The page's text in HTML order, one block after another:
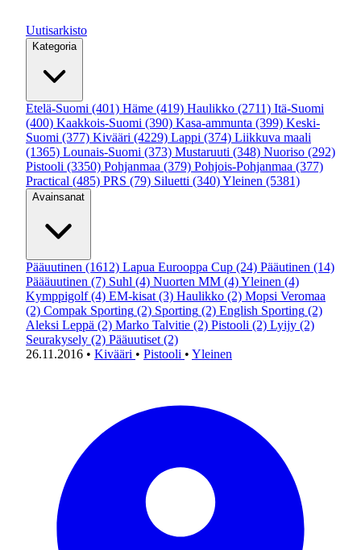
Uutisarkisto
Kategoria
Etelä-Suomi (401) Häme (419) Haulikko (2711) Itä-Suomi
(400) Kaakkois-Suomi (390) Kasa-ammunta (399) Keski-
Suomi (377) Kivääri (4229) Lappi (374) Liikkuva maali
(1365) Lounais-Suomi (373) Mustaruuti (348) Nuoriso (292)
Pistooli (3350) Pohjanmaa (379) Pohjois-Pohjanmaa (377)
Practical (485) PRS (79) Siluetti (340)Yleinen (5381)
Avainsanat
Pääuutinen (1612) Lapua Eurooppa Cup (24) Pääutinen (14)
Päääuutinen (7) Suhl (4) Nuorten MM (4)Yleinen (4)
Kymppigolf (4) EM-kisat (3) Haulikko (2) Mopsi Veromaa
(2) Compak Sporting (2) Sporting (2) English Sporting (2)
Aleksi Leppä (2) Marko Talvitie (2) Pistooli (2) Lyijy (2)
Seurakysely (2) Pääuutiset (2)
26.11.2016 • Kivääri • Pistooli • Yleinen